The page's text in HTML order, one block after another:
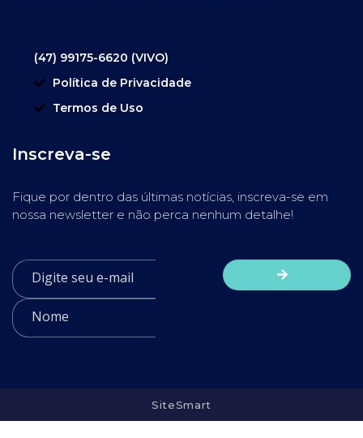
(47) 99175-6620 (VIVO)
Política de Privacidade
Termos de Uso
Inscreva-se
Fique por dentro das últimas notícias, inscreva-se em
nossa newsletter e não perca nenhum detalhe!
SiteSmart